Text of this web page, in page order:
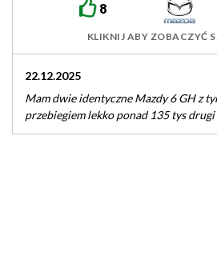
8
KLIKNIJ ABY ZOBACZYĆ
22.12.2025
Mam dwie identyczne Mazdy 6 GH z
przebiegiem lekko ponad 135 tys